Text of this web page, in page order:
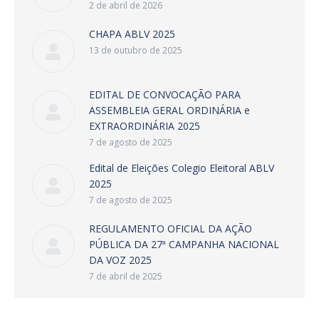
2 de abril de 2026
CHAPA ABLV 2025
13 de outubro de 2025
EDITAL DE CONVOCAÇÃO PARA
ASSEMBLEIA GERAL ORDINÁRIA e
EXTRAORDINÁRIA 2025
7 de agosto de 2025
Edital de Eleições Colegio Eleitoral ABLV
2025
7 de agosto de 2025
REGULAMENTO OFICIAL DA AÇÃO
PÚBLICA DA 27ª CAMPANHA NACIONAL
DA VOZ 2025
7 de abril de 2025